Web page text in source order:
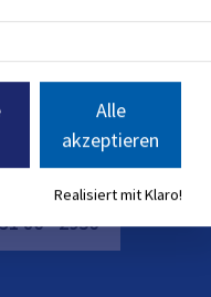
86-2956
Alle
akzeptieren
Realisiert mit Klaro!